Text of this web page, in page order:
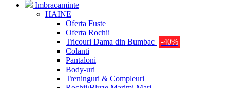
Imbracaminte
HAINE
Oferta Fuste
Oferta Rochii
Tricouri Dama din Bumbac
-40%
Colanti
Pantaloni
Body-uri
Treninguri & Compleuri